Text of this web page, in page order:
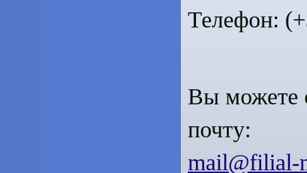
Телефон:
Вы можете
почту:
mail@filial-